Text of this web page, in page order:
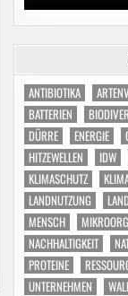
ANTIBIOTIKA
BATTERIEN
DÜRRE
ENERGIE
HITZEWELLEN
IDW
KLIMASCHUTZ
LANDNUTZUNG
MENSCH
NACHHALTIGKEIT
PROTEINE
UNTERNEHMEN